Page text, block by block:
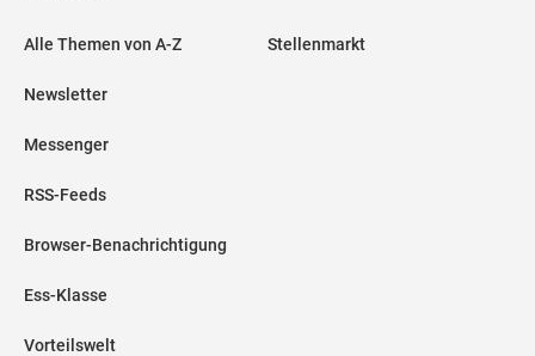
Alle Themen von A-Z
Newsletter
Messenger
RSS-Feeds
Browser-Benachrichtigung
Ess-Klasse
Vorteilswelt
Stellenmarkt